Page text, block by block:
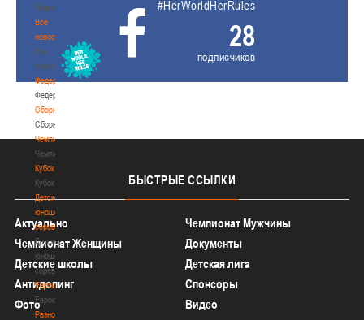
Новости
Все
новости
Все
новости
Федерация
Федерация
Сборные
Сборные
Чемпионат
Чемпионат
Кубок
Кубок
Детско-
юношеские
соревнования
Детско-
юношеские
соревнования
Еврокубки
Еврокубки
Разное
#HerWorldHerRules
28
подписчиков
БЫСТРЫЕ ССЫЛКИ
Актуально
Чемпионат Мужчины
Чемпионат Женщины
Документы
Детские школы
Детская лига
Антидопинг
Спонсоры
Фото
Видео